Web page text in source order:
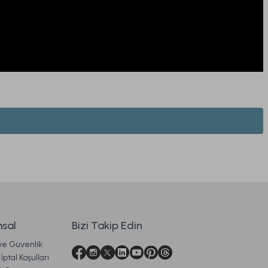
999,00 TL
Ücretsiz Kargo
Güvenlik
Koşulları
Bizi Takip Edin